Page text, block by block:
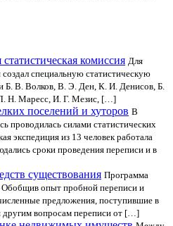
комиссия Для
создал специальную статистическую
Б. В. Волков, В. Э. Ден, К. И. Денисов, Б.
Н. Маресс, И. Г. Мезис, […]
поселений и хуторов В
проводилась силами статистических
экспедиция из 13 человек работала
сроки проведения переписи и в
существования Программа
Обобщив опыт пробной переписи и
предложения, поступившие в
вопросам переписи от […]